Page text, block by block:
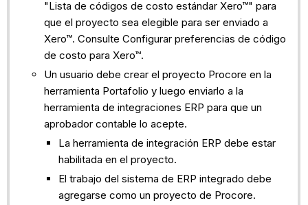
"Lista de códigos de costo estándar Xero™" para
que el proyecto sea elegible para ser enviado a
Xero™. Consulte Configurar preferencias de código
de costo para Xero™.
Un usuario debe crear el proyecto Procore en la
herramienta Portafolio y luego enviarlo a la
herramienta de integraciones ERP para que un
aprobador contable lo acepte.
La herramienta de integración ERP debe estar
habilitada en el proyecto.
El trabajo del sistema de ERP integrado debe
agregarse como un proyecto de Procore.